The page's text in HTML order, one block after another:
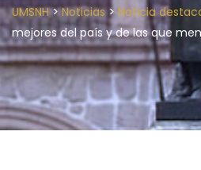
UMSNH>Noticias> Noticia
mejores del país y de las que